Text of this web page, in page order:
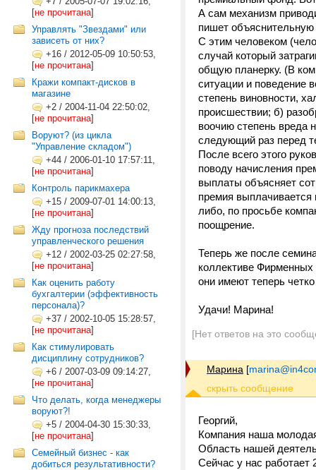
[не прочитана]
Управлять "Звездами" или
зависеть от них?
+16 / 2012-05-09 10:50:53,
[не прочитана]
Кражи компакт-дисков в
магазине
+2 / 2004-11-04 22:50:02,
[не прочитана]
Воруют? (из цикла
"Управление складом")
+44 / 2006-01-10 17:57:11,
[не прочитана]
Контроль парикмахера
+15 / 2009-07-01 14:00:13,
[не прочитана]
Жду прогноза последствий
управленческого решения
+12 / 2002-03-25 02:27:58,
[не прочитана]
Как оценить работу
бухгалтерии (эффективность
персонала)?
+37 / 2002-10-05 15:28:57,
[не прочитана]
Как стимулировать
дисциплину сотрудников?
+6 / 2007-03-09 09:14:27,
[не прочитана]
Что делать, когда менеджеры
воруют?!
+5 / 2004-04-30 15:30:33,
[не прочитана]
Семейный бизнес - как
добиться результативности?
А сам механизм
пишет объяснительную
С этим человеком
случай который
общую планерку. (В
ситуации и поведение
степень виновности,
происшествии; б)
воочию степень вреда
следующий раз перед
После всего этого
поводу начисления
выплаты объясняет
премия
либо, по просьбе
поощрение.
Теперь же после
коллективе Фирменных
они имеют теперь
Удачи! Марина!
[Нет ответов на это
Марина [
Георгий,
Компания наша
Область нашей
Сейчас у нас работает